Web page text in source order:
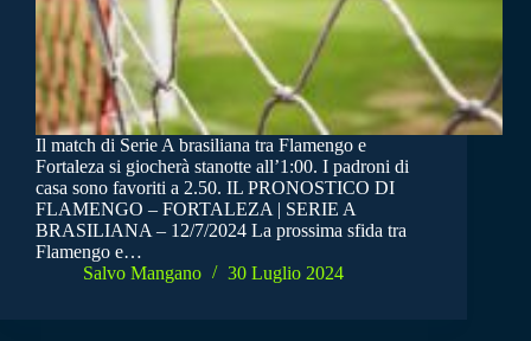
Il match di Serie A brasiliana tra Flamengo e
Fortaleza si giocherà stanotte all’1:00. I padroni di
casa sono favoriti a 2.50. IL PRONOSTICO DI
FLAMENGO – FORTALEZA | SERIE A
BRASILIANA – 12/7/2024 La prossima sfida tra
Flamengo e…
Salvo Mangano
30 Luglio 2024